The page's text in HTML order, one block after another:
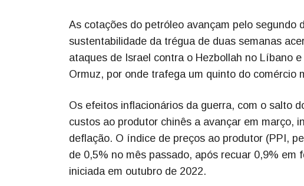
As cotações do petróleo avançam pelo segundo
sustentabilidade da trégua de duas semanas
ataques de Israel contra o Hezbollah no Líbano
Ormuz, por onde trafega um quinto do comércio
Os efeitos inflacionários da guerra, com o salto
custos ao produtor chinês a avançar em março,
deflação. O índice de preços ao produtor (PPI,
de 0,5% no mês passado, após recuar 0,9%
iniciada em outubro de 2022.